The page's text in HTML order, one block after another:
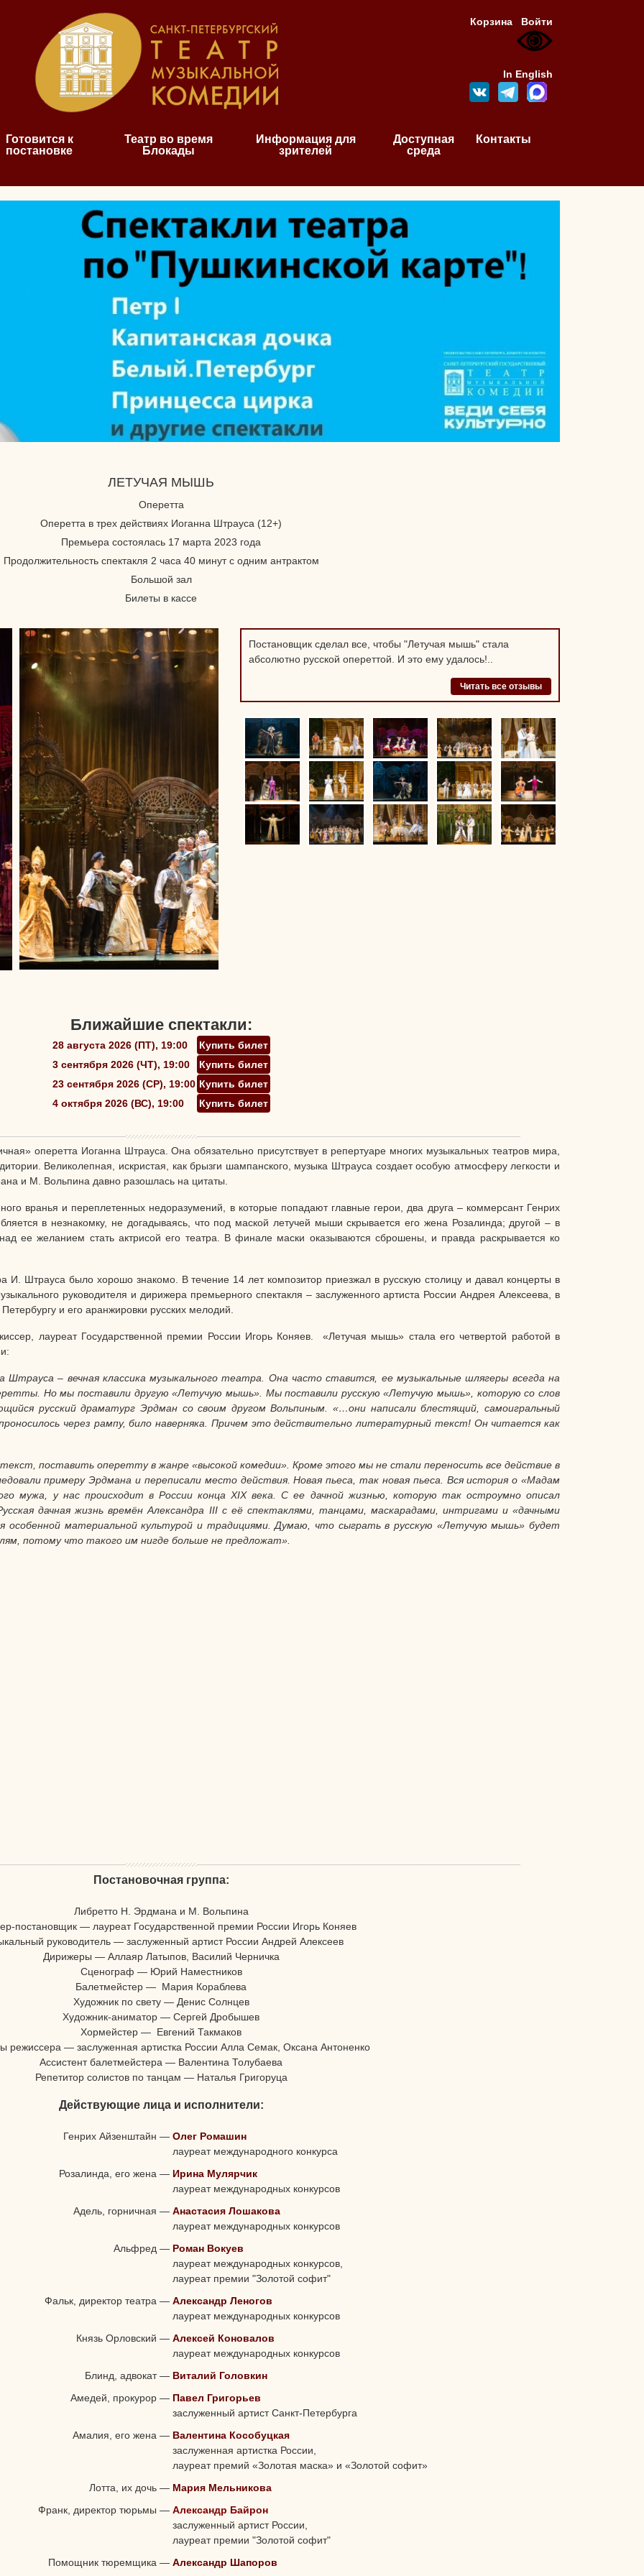
Корзина Войти
In English
Готовится к
постановке
Театр во время
Блокады
Информация для
зрителей
Доступная
среда
Контакты
ЛЕТУЧАЯ МЫШЬ
Оперетта
Оперетта в трех действиях Иоганна Штрауса (12+)
Премьера состоялась 17 марта 2023 года
Продолжительность спектакля 2 часа 40 минут с одним антрактом
Большой зал
Билеты в кассе
Постановщик сделал все, чтобы "Летучая мышь" стала
абсолютно русской опереттой. И это ему удалось!..
Читать все отзывы
Ближайшие спектакли:
28 августа 2026 (ПТ), 19:00
Купить билет
3 сентября 2026 (ЧТ), 19:00
Купить билет
23 сентября 2026 (СР), 19:00 Купить билет
4 октября 2026 (ВС), 19:00
Купить билет
оперетта Иоганна Штрауса. Она обязательно присутствует в репертуаре многих музыкальных театров мира,
Великолепная, искристая, как брызги шампанского, музыка Штрауса создает особую атмосферу легкости и
и М. Вольпина давно разошлась на цитаты.
вранья и переплетенных недоразумений, в которые попадают главные герои, два друга – коммерсант Генрих
в незнакомку, не догадываясь, что под маской летучей мыши скрывается его жена Розалинда; другой – в
ее желанием стать актрисой его театра. В финале маски оказываются сброшены, и правда раскрывается ко
И. Штрауса было хорошо знакомо. В течение 14 лет композитор приезжал в русскую столицу и давал концерты в
руководителя и дирижера премьерного спектакля – заслуженного артиста России Андрея Алексеева, в
и его аранжировки русских мелодий.
лауреат Государственной премии России Игорь Коняев. «Летучая мышь» стала его четвертой работой в
Штрауса – вечная классика музыкального театра. Она часто ставится, ее музыкальные шлягеры всегда на
Но мы поставили другую «Летучую мышь». Мы поставили русскую «Летучую мышь», которую со слов
русский драматург Эрдман со своим другом Вольпиным. «…они написали блестящий, самоигральный
через рампу, било наверняка. Причем это действительно литературный текст! Он читается как
поставить оперетту в жанре «высокой комедии». Кроме этого мы не стали переносить все действие в
примеру Эрдмана и переписали место действия. Новая пьеса, так новая пьеса. Вся история о «Мадам
мужа, у нас происходит в России конца XIX века. С ее дачной жизнью, которую так остроумно описал
дачная жизнь времён Александра III с её спектаклями, танцами, маскарадами, интригами и «дачными
особенной материальной культурой и традициями. Думаю, что сыграть в русскую «Летучую мышь» будет
потому что такого им нигде больше не предложат».
Постановочная группа:
Либретто Н. Эрдмана и М. Вольпина
постановщик — лауреат Государственной премии России Игорь Коняев
руководитель — заслуженный артист России Андрей Алексеев
Дирижеры — Аллаяр Латыпов, Василий Черничка
Сценограф — Юрий Наместников
Балетмейстер — Мария Кораблева
Художник по свету — Денис Солнцев
Художник-аниматор — Сергей Дробышев
Хормейстер — Евгений Такмаков
режиссера — заслуженная артистка России Алла Семак, Оксана Антоненко
Ассистент балетмейстера — Валентина Толубаева
Репетитор солистов по танцам — Наталья Григоруца
Действующие лица и исполнители:
Генрих Айзенштайн — Олег Ромашин
лауреат международного конкурса
Розалинда, его жена — Ирина Мулярчик
лауреат международных конкурсов
Адель, горничная — Анастасия Лошакова
лауреат международных конкурсов
Альфред — Роман Вокуев
лауреат международных конкурсов,
лауреат премии "Золотой софит"
Фальк, директор театра — Александр Леногов
лауреат международных конкурсов
Князь Орловский — Алексей Коновалов
лауреат международных конкурсов
Блинд, адвокат — Виталий Головкин
Амедей, прокурор — Павел Григорьев
заслуженный артист Санкт-Петербурга
Амалия, его жена — Валентина Кособуцкая
заслуженная артистка России,
лауреат премий «Золотая маска» и «Золотой софит»
Лотта, их дочь — Мария Мельникова
Франк, директор тюрьмы — Александр Байрон
заслуженный артист России,
лауреат премии "Золотой софит"
Помощник тюремщика — Александр Шапоров